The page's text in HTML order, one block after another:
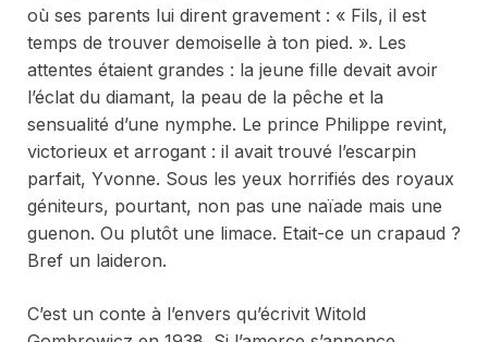
où ses parents lui dirent gravement : « Fils, il est
temps de trouver demoiselle à ton pied. ». Les
attentes étaient grandes : la jeune fille devait avoir
l’éclat du diamant, la peau de la pêche et la
sensualité d’une nymphe. Le prince Philippe revint,
victorieux et arrogant : il avait trouvé l’escarpin
parfait, Yvonne. Sous les yeux horrifiés des royaux
géniteurs, pourtant, non pas une naïade mais une
guenon. Ou plutôt une limace. Etait-ce un crapaud ?
Bref un laideron.
C’est un conte à l’envers qu’écrivit Witold